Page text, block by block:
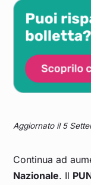
Aggiornato il 5
Continua ad
Nazionale. Il